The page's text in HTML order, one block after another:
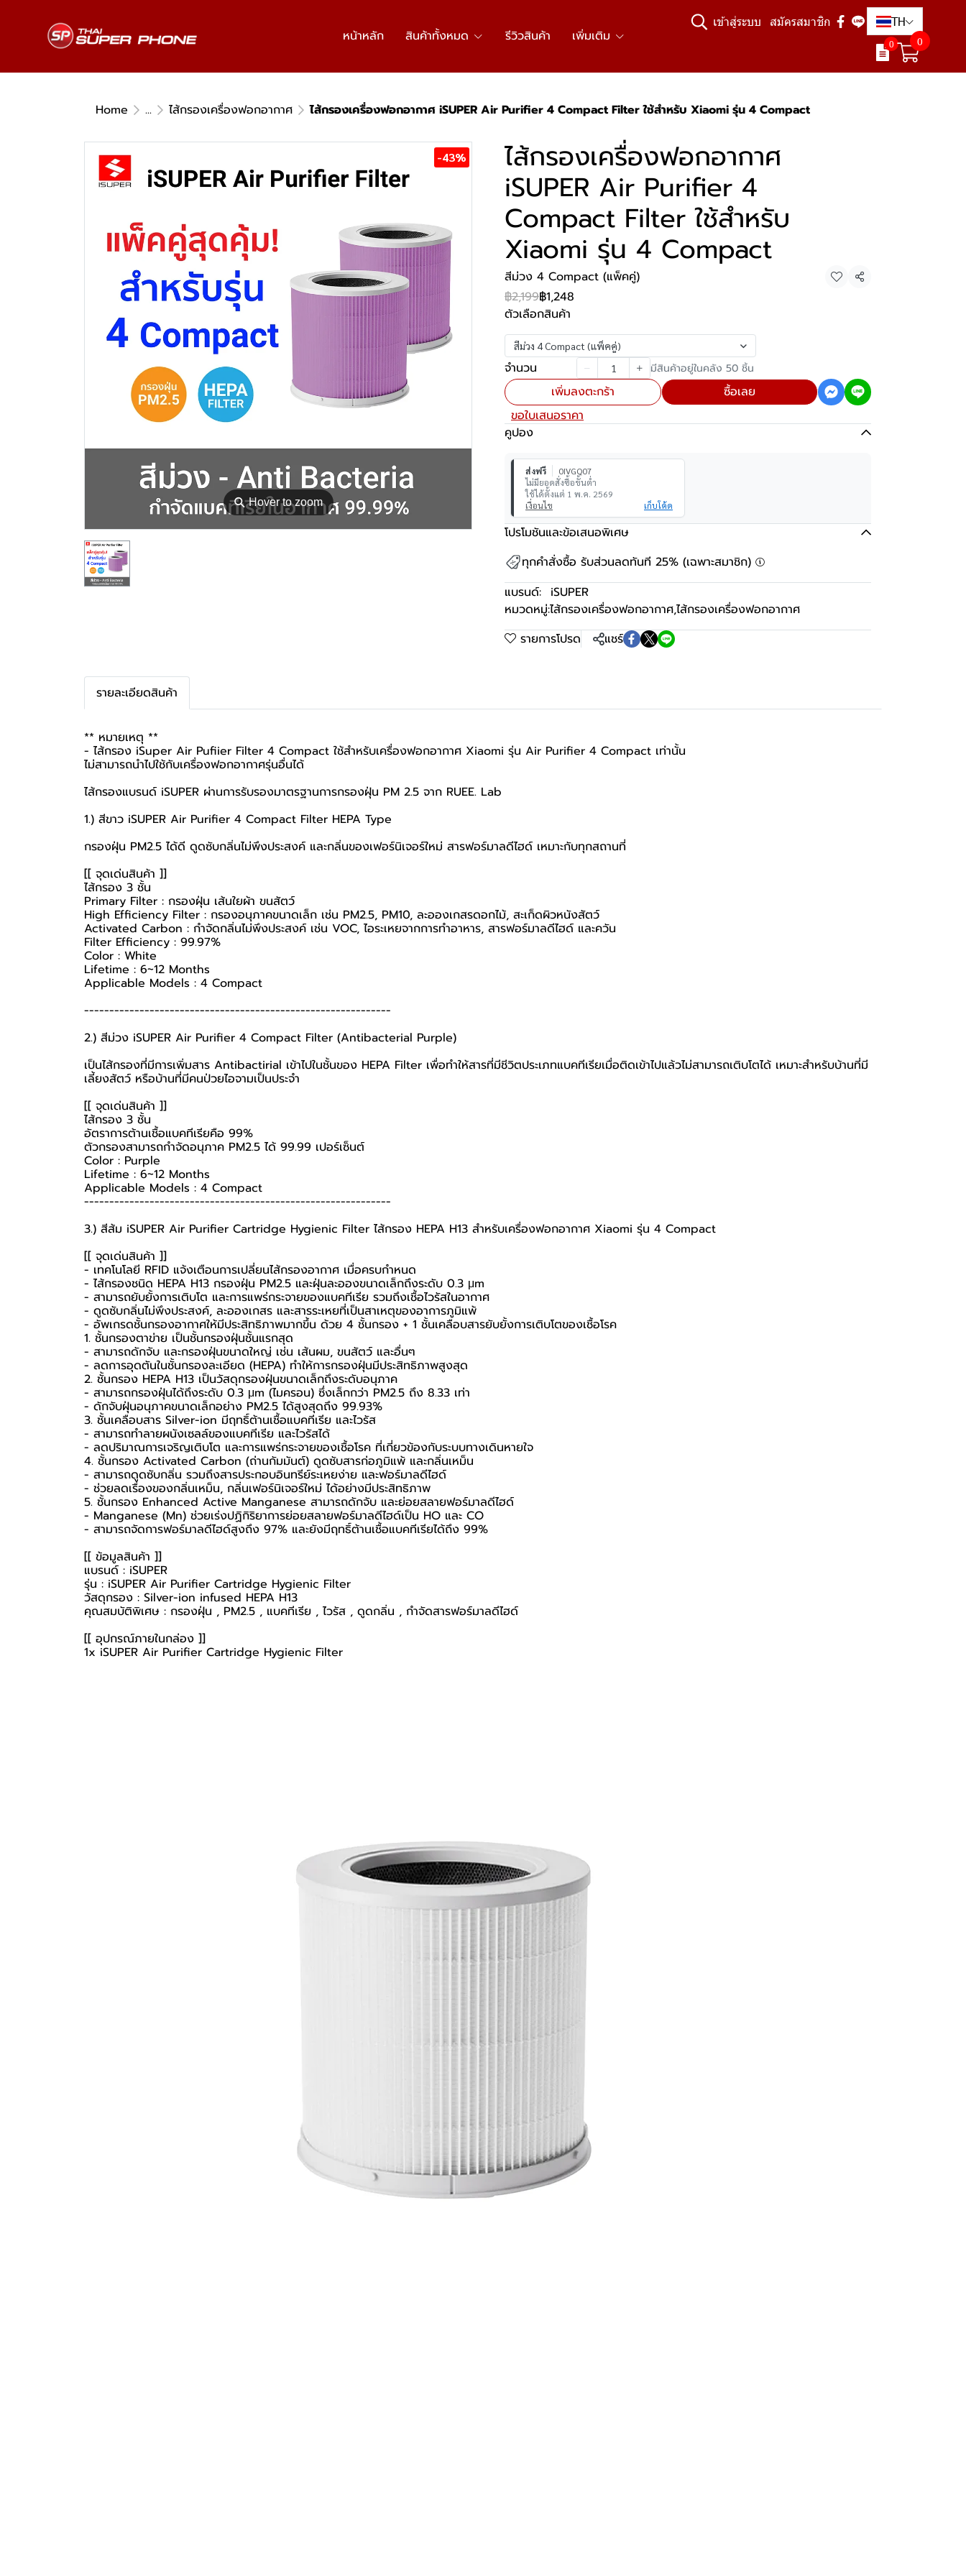
หน้าหลัก สินค้าทั้งหมด รีวิวสินค้า เพิ่มเติม
เข้าสู่ระบบ สมัครสมาชิก TH
0 0
Home ... ไส้กรองเครื่องฟอกอากาศ ไส้กรองเครื่องฟอกอากาศ iSUPER Air Purifier 4 Compact Filter ใช้สำหรับ Xiaomi รุ่น 4 Compact
⚲Hover to zoom
-43% ไส้กรองเครื่องฟอกอากาศ
iSUPER Air Purifier 4
Compact Filter ใช้สำหรับ
Xiaomi รุ่น 4 Compact
สีม่วง 4 Compact (แพ็คคู่)
แชร์
฿2,199฿1,248
ตัวเลือกสินค้า
สีม่วง 4 Compact (แพ็คคู่)
จำนวน มีสินค้าอยู่ในคลัง 50 ชิ้น
เพิ่มลงตะกร้า
ซื้อเลย
ขอใบเสนอราคา
คูปอง
ส่งฟรี
0IVGQ07
ไม่มียอดสั่งซื้อขั้นต่ำ
ใช้ได้ตั้งแต่ 1 พ.ค. 2569
เงื่อนไข
เก็บโค้ด
โปรโมชันและข้อเสนอพิเศษ
ทุกคำสั่งซื้อ รับส่วนลดทันที 25% (เฉพาะสมาชิก)
แบรนด์: iSUPER
หมวดหมู่:ไส้กรองเครื่องฟอกอากาศ,ไส้กรองเครื่องฟอกอากาศ
รายการโปรด
แชร์
รายละเอียดสินค้า
** หมายเหตุ **
- ไส้กรอง iSuper Air Pufiier Filter 4 Compact ใช้สำหรับเครื่องฟอกอากาศ Xiaomi รุ่น Air Purifier 4 Compact เท่านั้น
ไม่สามารถนำไปใช้กับเครื่องฟอกอากาศรุ่นอื่นได้
ไส้กรองแบรนด์ iSUPER ผ่านการรับรองมาตรฐานการกรองฝุ่น PM 2.5 จาก RUEE. Lab
1.) สีขาว iSUPER Air Purifier 4 Compact Filter HEPA Type
กรองฝุ่น​ PM​2.5​ ได้ดี ดูดซับกลิ่นไม่พึงประสงค์ และกลิ่นของเฟอร์นิเจอร์ใหม่ สารฟอร์มาลดีไฮด์ เหมาะกับทุกสถานที่
[[ จุดเด่นสินค้า ]]
ไส้กรอง 3 ชั้น
Primary Filter : กรองฝุ่น เส้นใยผ้า ขนสัตว์
High Efficiency Filter : กรองอนุภาคขนาดเล็ก เช่น PM2.5, PM10, ละอองเกสรดอกไม้, สะเก็ดผิวหนังสัตว์
Activated Carbon : กำจัดกลิ่นไม่พึงประสงค์ เช่น VOC, ไอระเหยจากการทำอาหาร, สารฟอร์มาลดีไฮด์ และควัน
Filter Efficiency : 99.97%
Color : White
Lifetime : 6~12 Months
Applicable Models : 4 Compact
-------------------------------------------------------------
2.) สีม่วง iSUPER Air Purifier 4 Compact Filter (Antibacterial Purple)
เป็นไส้กรองที่มีการเพิ่มสาร Antibactirial เข้าไปในชั้นของ HEPA Filter เพื่อทำให้สารที่มีชีวิตประเภทแบคทีเรียเมื่อติดเข้าไปแล้วไม่สามารถเติบโตได้ เหมาะสำหรับบ้านที่มี
เลี้ยงสัตว์ หรือบ้านที่มีคนป่วยไอจามเป็นประจำ
[[ จุดเด่นสินค้า ]]
ไส้กรอง 3 ชั้น
อัตราการต้านเชื้อแบคทีเรียคือ 99%
ตัวกรองสามารถกำจัดอนุภาค PM2.5 ได้ 99.99 เปอร์เซ็นต์
Color : Purple
Lifetime : 6~12 Months
Applicable Models : 4 Compact
-------------------------------------------------------------
3.) สีส้ม iSUPER Air Purifier Cartridge Hygienic Filter ไส้กรอง HEPA H13 สำหรับเครื่องฟอกอากาศ Xiaomi รุ่น 4 Compact
[[ จุดเด่นสินค้า ]]
- เทคโนโลยี RFID แจ้งเตือนการเปลี่ยนไส้กรองอากาศ เมื่อครบกำหนด
- ไส้กรองชนิด HEPA H13 กรองฝุ่น PM2.5 และฝุ่นละอองขนาดเล็กถึงระดับ 0.3 μm
- สามารถยับยั้งการเติบโต และการแพร่กระจายของแบคทีเรีย รวมถึงเชื้อไวรัสในอากาศ
- ดูดซับกลิ่นไม่พึงประสงค์, ละอองเกสร และสารระเหยที่เป็นสาเหตุของอาการภูมิแพ้
- อัพเกรดชั้นกรองอากาศให้มีประสิทธิภาพมากขึ้น ด้วย 4 ชั้นกรอง + 1 ชั้นเคลือบสารยับยั้งการเติบโตของเชื้อโรค
1. ชั้นกรองตาข่าย เป็นชั้นกรองฝุ่นชั้นแรกสุด
- สามารถดักจับ และกรองฝุ่นขนาดใหญ่ เช่น เส้นผม, ขนสัตว์ และอื่นๆ
- ลดการอุดตันในชั้นกรองละเอียด (HEPA) ทำให้การกรองฝุ่นมีประสิทธิภาพสูงสุด
2. ชั้นกรอง HEPA H13 เป็นวัสดุกรองฝุ่นขนาดเล็กถึงระดับอนุภาค
- สามารถกรองฝุ่นได้ถึงระดับ 0.3 μm (ไมครอน) ซึ่งเล็กกว่า PM2.5 ถึง 8.33 เท่า
- ดักจับฝุ่นอนุภาคขนาดเล็กอย่าง PM2.5 ได้สูงสุดถึง 99.93%
3. ชั้นเคลือบสาร Silver-ion มีฤทธิ์ต้านเชื้อแบคทีเรีย และไวรัส
- สามารถทำลายผนังเซลล์ของแบคทีเรีย และไวรัสได้
- ลดปริมาณการเจริญเติบโต และการแพร่กระจายของเชื้อโรค ที่เกี่ยวข้องกับระบบทางเดินหายใจ
4. ชั้นกรอง Activated Carbon (ถ่านกัมมันต์) ดูดซับสารก่อภูมิแพ้ และกลิ่นเหม็น
- สามารถดูดซับกลิ่น รวมถึงสารประกอบอินทรีย์ระเหยง่าย และฟอร์มาลดีไฮด์
- ช่วยลดเรื่องของกลิ่นเหม็น, กลิ่นเฟอร์นิเจอร์ใหม่ ได้อย่างมีประสิทธิภาพ
5. ชั้นกรอง Enhanced Active Manganese สามารถดักจับ และย่อยสลายฟอร์มาลดีไฮด์
- Manganese (Mn) ช่วยเร่งปฏิกิริยาการย่อยสลายฟอร์มาลดีไฮด์เป็น HO และ CO
- สามารถจัดการฟอร์มาลดีไฮด์สูงถึง 97% และยังมีฤทธิ์ต้านเชื้อแบคทีเรียได้ถึง 99%
[[ ข้อมูลสินค้า ]]
แบรนด์ : iSUPER
รุ่น : iSUPER Air Purifier Cartridge Hygienic Filter
วัสดุกรอง : Silver-ion infused HEPA H13
คุณสมบัติพิเศษ : กรองฝุ่น , PM2.5 , แบคทีเรีย , ไวรัส , ดูดกลิ่น , กำจัดสารฟอร์มาลดีไฮด์
[[ อุปกรณ์ภายในกล่อง ]]
1x iSUPER Air Purifier Cartridge Hygienic Filter